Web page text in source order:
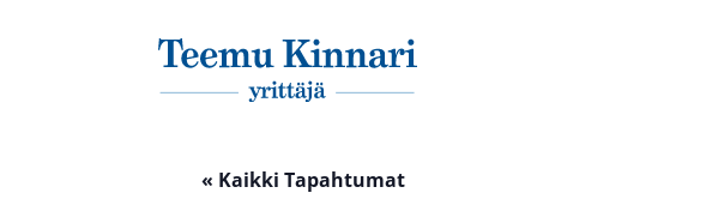
Päävalikko
« Kaikki Tapahtumat